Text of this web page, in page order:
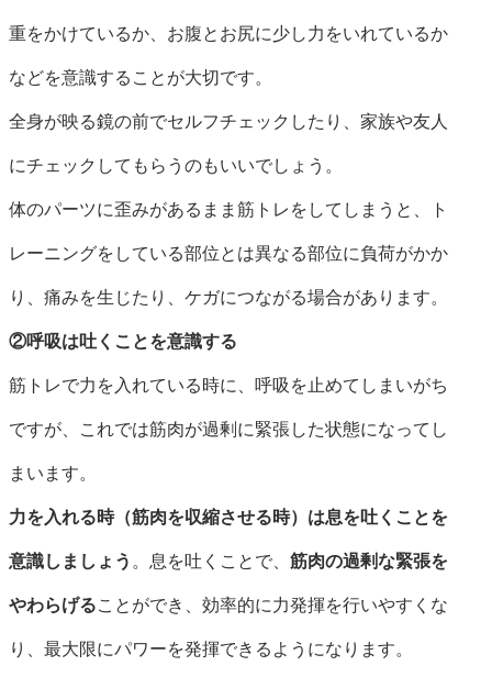
重をかけているか、お腹とお尻に少し力をいれているか
などを意識することが大切です。
全身が映る鏡の前でセルフチェックしたり、家族や友人
にチェックしてもらうのもいいでしょう。
体のパーツに歪みがあるまま筋トレをしてしまうと、ト
レーニングをしている部位とは異なる部位に負荷がかか
り、痛みを生じたり、ケガにつながる場合があります。
②呼吸は吐くことを意識する
筋トレで力を入れている時に、呼吸を止めてしまいがち
ですが、これでは筋肉が過剰に緊張した状態になってし
まいます。
力を入れる時（筋肉を収縮させる時）は息を吐くことを
意識しましょう 。息を吐くことで、 筋肉の過剰な緊張を
やわらげることができ、効率的に力発揮を行いやすくな
り、最大限にパワーを発揮できるようになります。